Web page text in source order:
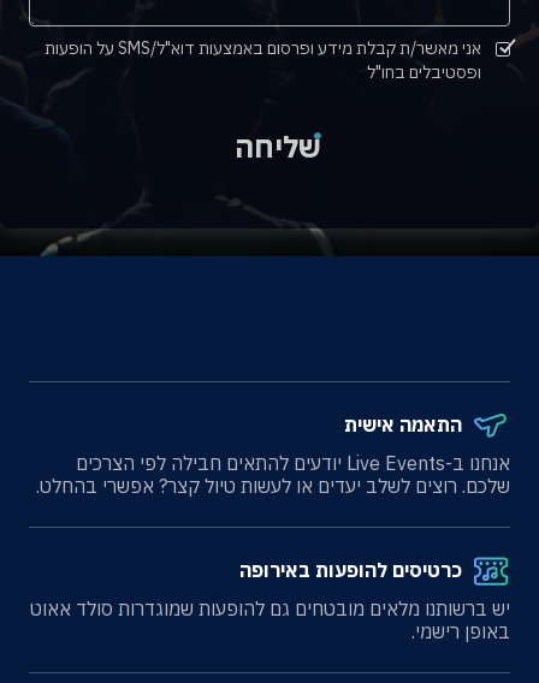
אני מאשר/ת קבלת מידע ופרסום באמצעות דוא"ל/SMS על הופעות
ופסטיבלים בחו"ל
שליחה
התאמה אישית
אנחנו ב-Live Events יודעים להתאים חבילה לפי הצרכים
שלכם. רוצים לשלב יעדים או לעשות טיול קצר? אפשרי בהחלט.
כרטיסים להופעות באירופה
יש ברשותנו מלאים מובטחים גם להופעות שמוגדרות סולד אאוט
באופן רישמי.